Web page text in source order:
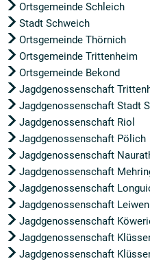
Ortsgemeinde Schleich
Stadt Schweich
Ortsgemeinde Thörnich
Ortsgemeinde Trittenheim
Ortsgemeinde Bekond
Jagdgenossenschaft
Jagdgenossenschaft Stadt
Jagdgenossenschaft Riol
Jagdgenossenschaft Pölich
Jagdgenossenschaft
Jagdgenossenschaft
Jagdgenossenschaft
Jagdgenossenschaft Leiwen
Jagdgenossenschaft
Jagdgenossenschaft
Jagdgenossenschaft